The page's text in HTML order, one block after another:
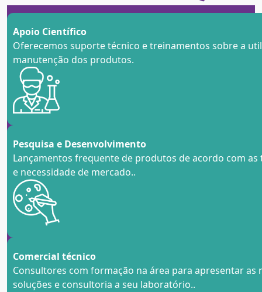
Apoio Científico
Oferecemos suporte técnico e treinamentos sobre a
manutenção dos produtos.
Pesquisa e Desenvolvimento
Lançamentos frequente de produtos de acordo com as
e necessidade de mercado..
Comercial técnico
Consultores com formação na área para apresentar as
soluções e consultoria a seu laboratório..